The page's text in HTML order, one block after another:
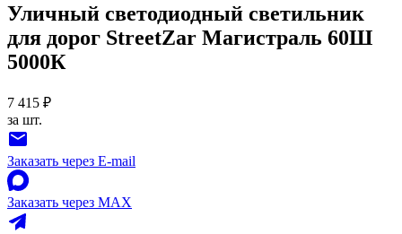
Уличный светодиодный светильник
для дорог StreetZar Магистраль 60Ш
5000К
7 415 ₽
за шт.
Заказать через E-mail
Заказать через MAX